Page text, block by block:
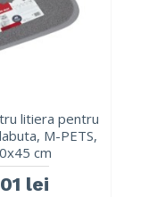
litiera pentru
M-PETS,
cm
lei